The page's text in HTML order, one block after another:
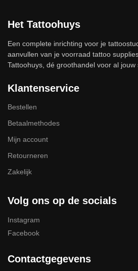
Het Tattoohuys
Een complete inrichting voor je
aanvullen van je voorraad tattoo
Tattoohuys, dé groothandel voor al jouw
Klantenservice
Bestellen
Betaalmethodes
Mijn account
Retourneren
Zakelijk
Volg ons op de socials
Instagram
Facebook
Contactgegevens